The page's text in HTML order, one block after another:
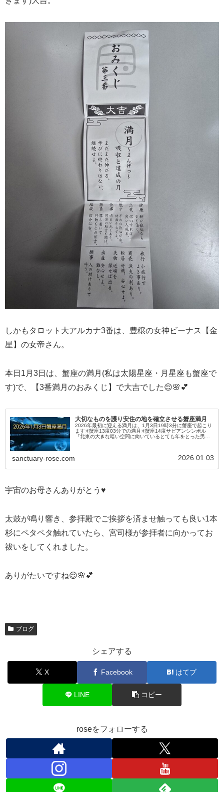
しかもタロット大アルカナ3番は、豊穣の女神ビーナス【金
星】の女帝さん。
本日1月3日は、蟹座の満月(私は太陽星座・月星座も蟹座で
す)で、【3番満月のおみくじ】で大吉でした😌🌸💕
大切なものを護り安住の地を確立させる蟹座満月
2026年最初に迎える満月は、1月3日19時3分に蟹座で起こり
ます✳️蟹座13度03分での満月✳️蟹座14度サビアンシンボル
『北東の大きな暗い空間に向いているとても年をとった男』
sanctuary-rose.com 2026.01.03
宇宙のお母さんありがとう♥️
太鼓が鳴り響き、参拝殿でご挨拶を済ませ触っても良い1本
杉にペタペタ触れていたら、宮司様が参拝者に向かってお
祓いをしてくれました。
ありがたいですね😌🌸💕
ブログ
シェアする
X Facebook はてブ
LINE コピー
roseをフォローする